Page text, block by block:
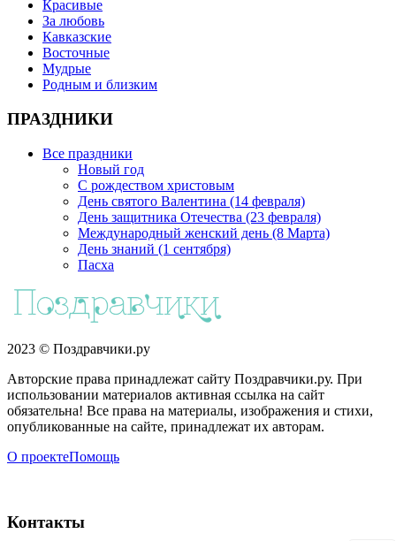
Красивые
За любовь
Кавказские
Восточные
Мудрые
Родным и близким
ПРАЗДНИКИ
Все праздники
Новый год
С рождеством христовым
День святого Валентина (14 февраля)
День защитника Отечества (23 февраля)
Международный женский день (8 Марта)
День знаний (1 сентября)
Пасха
2023 © Поздравчики.ру
Авторские права принадлежат сайту Поздравчики.ру. При
использовании материалов активная ссылка на сайт
обязательна! Все права на материалы, изображения и стихи,
опубликованные на сайте, принадлежат их авторам.
О проектеПомощь
Контакты